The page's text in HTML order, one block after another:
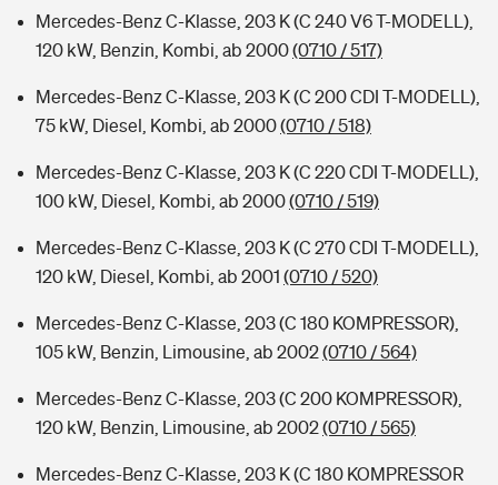
Mercedes-Benz C-Klasse, 203 K (C 240 V6 T-MODELL),
120 kW, Benzin, Kombi, ab 2000(0710 / 517)
Mercedes-Benz C-Klasse, 203 K (C 200 CDI T-MODELL),
75 kW, Diesel, Kombi, ab 2000(0710 / 518)
Mercedes-Benz C-Klasse, 203 K (C 220 CDI T-MODELL),
100 kW, Diesel, Kombi, ab 2000(0710 / 519)
Mercedes-Benz C-Klasse, 203 K (C 270 CDI T-MODELL),
120 kW, Diesel, Kombi, ab 2001 (0710 / 520)
Mercedes-Benz C-Klasse, 203 (C 180 KOMPRESSOR),
105 kW, Benzin, Limousine, ab 2002(0710 / 564)
Mercedes-Benz C-Klasse, 203 (C 200 KOMPRESSOR),
120 kW, Benzin, Limousine, ab 2002(0710 / 565)
Mercedes-Benz C-Klasse, 203 K (C 180 KOMPRESSOR